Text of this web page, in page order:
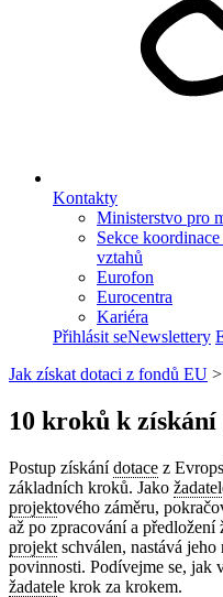
Kontakty
Ministerstvo pro
Sekce
vztahů
Eurofon
Eurocentra
Kariéra
Přihlásit seNewslettery
Jak získat dotaci z fondů EU >
10 kroků k získání
Postup získánídotace z
základních kroků. Jako žadatel
projektového záměru,
až po zpracování a
projekt schválen, nastává
povinnosti. Podívejme se, jak
žadatele krok za krokem.